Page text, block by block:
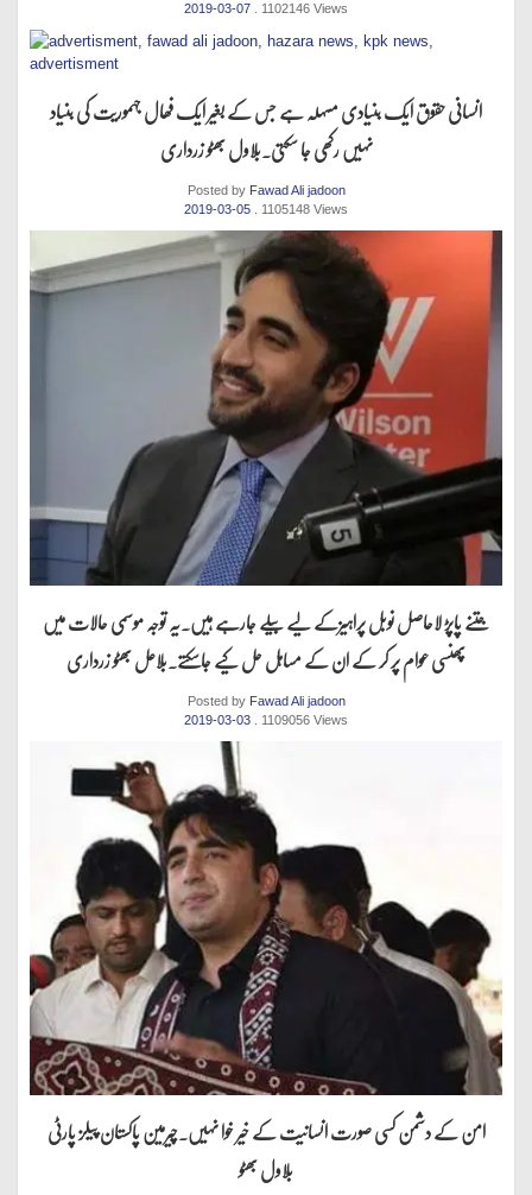
2019-03-07
. 1102146 Views
انسانی حقوق ایک بنیادی مسہلہ ہے جس کے بغیر ایک فھال جہموریت کی بنیاد
نہیں رکھی جا سکتی.بلاول بھٹو زرداری
Posted by Fawad Ali jadoon
2019-03-05
. 1105148 Views
جتنے پاپڑ لاحاصل نوبل پراہیزکے لیے بیلے جارہے ہیں.یہ توجہ موسمی حالات میں
پھنسی عوام پر کر کے ان کے مساہل حل کیے جاسکتے.بلاعل بھٹو زرداری
Posted by Fawad Ali jadoon
2019-03-03
. 1109056 Views
امن کے دشمن کسی صورت انسانیت کے خیر خوا نہیں.چیرمین پاکستان پیلز پارٹی
بلاول بھٹو